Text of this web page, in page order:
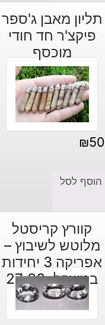
תליון מאבן ג'ספר
פיקצ'ר חד חודי
מוכסף
₪50
הוסף לסל
קוורץ קריסטל
מלוטש לשיבוץ –
אפריקה 3 יחידות
במשקל: 27.80
קרט